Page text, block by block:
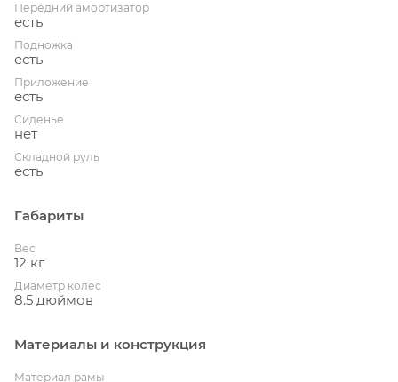
Передний амортизатор
есть
Подножка
есть
Приложение
есть
Сиденье
нет
Складной руль
есть
Габариты
Вес
12 кг
Диаметр колес
8.5 дюймов
Материалы и конструкция
Материал рамы